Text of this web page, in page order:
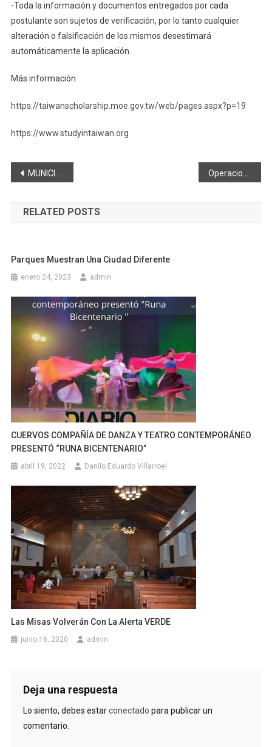
-Toda la información y documentos entregados por cada
postulante son sujetos de verificación, por lo tanto cualquier
alteración o falsificación de los mismos desestimará
automáticamente la aplicación.
Más información
https://taiwanscholarship.moe.gov.tw/web/pages.aspx?p=19
https://www.studyintaiwan.org
Navegación
de
entradas
MUNICIPALIDAD INTERVIENE IGLESIA DE SAN LUIS
RELATED POSTS
Parques Muestran Una Ciudad Diferente
enero 24, 2023 admin
CUERVOS COMPAÑÍA DE DANZA Y TEATRO CONTEMPORÁNEO
PRESENTÓ “RUNA BICENTENARIO”
abril 19, 2022 Danilo Eduardo Villarroel
Las Misas Volverán Con La Alerta VERDE
junio 16, 2020 admin
Deja una respuesta
Lo siento, debes estarconectado para publicar un
comentario.